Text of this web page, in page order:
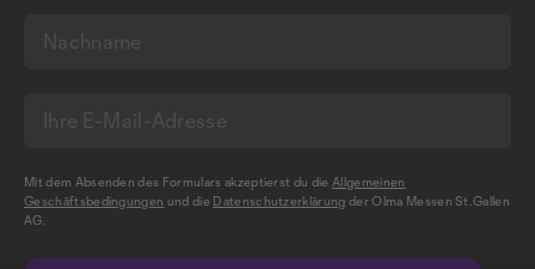
Mit dem Absenden des Formulars akzeptierst du dieAllgemeinen
Geschäftsbedingungen und die Datenschutzerklärung der Olma Messen St.Gallen
AG.